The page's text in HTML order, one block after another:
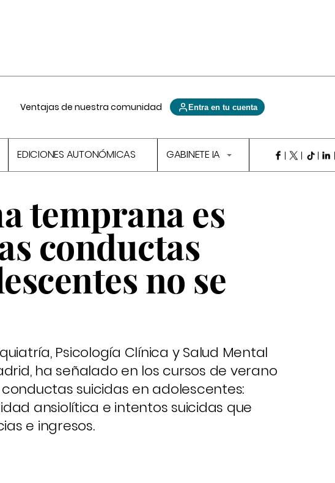
Ventajas de nuestra comunidad Entra en tu cuenta
EDICIONES AUTONÓMICAS GABINETE IA
temprana es
conductas
no se
Psicología Clínica y Salud Mental
ha señalado en los cursos de verano
suicidas en adolescentes:
ansiolítica e intentos suicidas que
e ingresos.